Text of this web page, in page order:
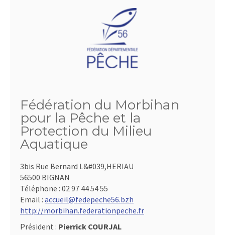
Fédération du Morbihan
pour la Pêche et la
Protection du Milieu
Aquatique
3bis Rue Bernard L&#039,HERIAU
56500 BIGNAN
Téléphone : 02 97 44 54 55
Email : accueil@fedepeche56.bzh
http://morbihan.federationpeche.fr
Président : Pierrick COURJAL